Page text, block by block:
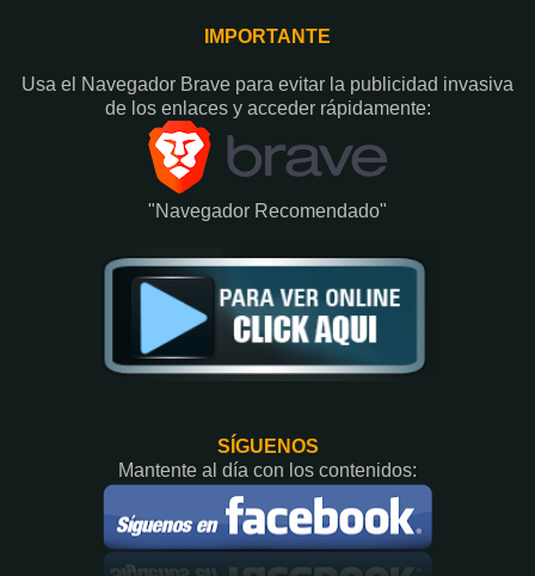
IMPORTANTE
Usa el Navegador Brave para evitar la publicidad invasiva
de los enlaces y acceder rápidamente:​
"Navegador Recomendado"
SÍGUENOS
Mantente al día con los contenidos: